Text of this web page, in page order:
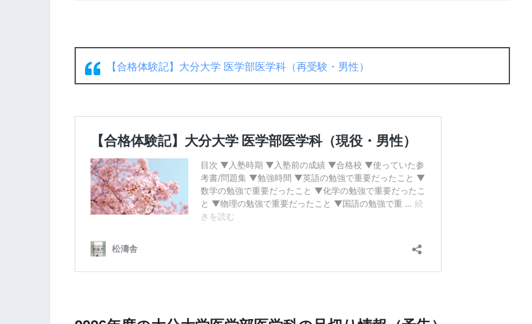
【合格体験記】大分大学 医学部医学科（再受験・男性）